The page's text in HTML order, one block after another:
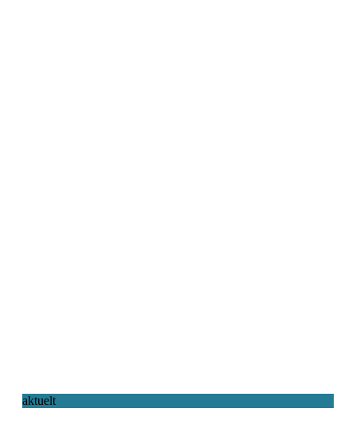
aktuelt